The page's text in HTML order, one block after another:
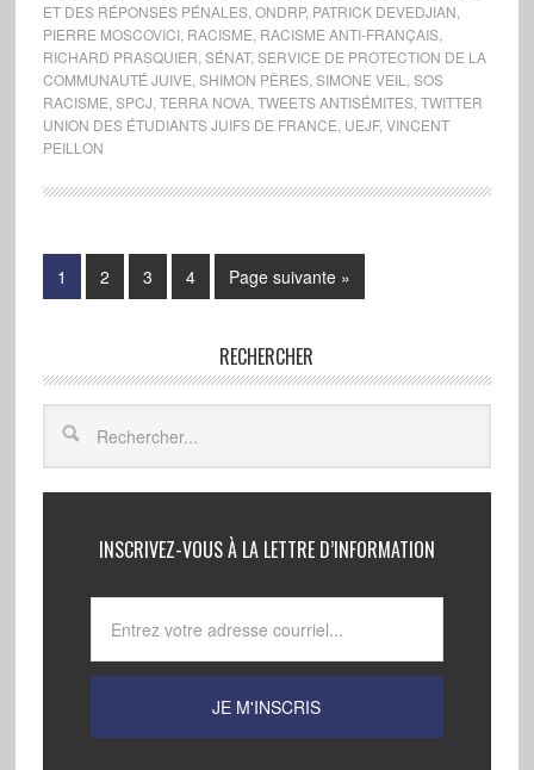
ET DES RÉPONSES PÉNALES, ONDRP, PATRICK DEVEDJIAN
PIERRE MOSCOVICI, RACISME RACISME ANTI-FRANÇAIS,
RICHARD PRASQUIER SÉNAT, SERVICE DE PROTECTION DE LA
COMMUNAUTÉ JUIVE SHIMON PÈRES, SIMONE VEIL
SOS
RACISME SPCJ TERRA NOVA, TWEETS ANTISÉMITES, TWITTER
UNION DES ÉTUDIANTS JUIFS DE FRANCE UEJF, VINCENT
PEILLON
1 2 3 4 Page suivante »
RECHERCHER
INSCRIVEZ-VOUS À LA LETTRE D’INFORMATION